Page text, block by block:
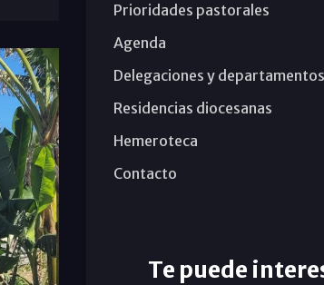
Prioridades pastorales
Agenda
Delegaciones y departamentos
Residencias diocesanas
Hemeroteca
Contacto
Te puede